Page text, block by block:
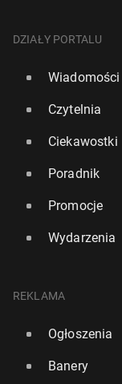
DZIAŁY PORTALU
Wiadomości
Czytelnia
Ciekawostki
Poradnik
Promocje
Wydarzenia
REKLAMA
Ogłoszenia
Banery